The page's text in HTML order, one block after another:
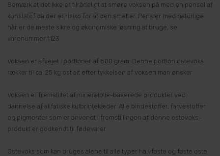
Bemærk at det ikke er tilrådeligt at smøre voksen på med en pensel af
kunststof da der er risiko for at den smelter. Pensler med naturlige
hår er de meste sikre og økonomiske løsning at bruge, se
varenummer 1123.
Voksen er afvejet i portioner af 800 gram. Denne portion ostevoks
rækker til ca. 25 kg ost alt efter tykkelsen af voksen man ønsker.
Voksen er fremstillet af mineralolie-baserede produkter ved
dannelse af alifatiske kulbrintekæder. Alle bindestoffer, farvestoffer
og pigmenter som er anvendt i fremstillingen af denne ostevoks-
produkt er godkendt til fødevarer.
Ostevoks som kan bruges alene til alle typer halvfaste og faste oste